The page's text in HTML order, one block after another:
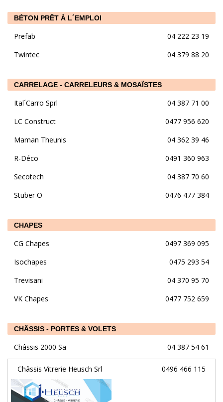
BÉTON PRÊT À L´EMPLOI
Prefab
04 222 23 19
Twintec
04 379 88 20
CARRELAGE - CARRELEURS & MOSAÏSTES
Ital´Carro Sprl
04 387 71 00
LC Construct
0477 956 620
Maman Theunis
04 362 39 46
R-Déco
0491 360 963
Secotech
04 387 70 60
Stuber O
0476 477 384
CHAPES
CG Chapes
0497 369 095
Isochapes
0475 293 54
Trevisani
04 370 95 70
VK Chapes
0477 752 659
CHÂSSIS - PORTES & VOLETS
Châssis 2000 Sa 04 387 54 61
Châssis Vitrerie Heusch Srl 0496 466 115